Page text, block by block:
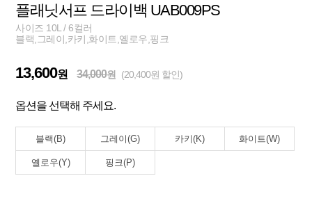
플래닛서프 드라이백 UAB009PS
사이즈 10L / 6컬러
블랙,그레이,카키,화이트,옐로우,핑크
13,600원 34,000원 (20,400원 할인)
옵션을 선택해 주세요.
블랙(B) 그레이(G) 카키(K) 화이트(W)
옐로우(Y) 핑크(P)